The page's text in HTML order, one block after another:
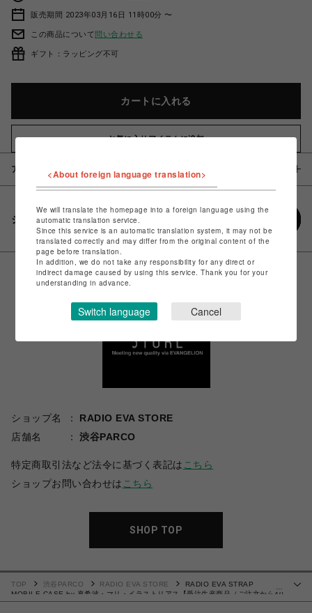
販売期間 2023年03月16日 11時00分 〜
この商品について問い合わせる
ギフト：ラッピング不可
カートに入れる
お気に入りアイテムに追加
アイテム説明 / 素材
シェアする
ショップ名
RADIO EVA STORE
店舗名
渋谷PARCO
特定商取引法など法令に基づく表記は こちら
ショップお問い合わせは こちら
SHOP TOP
TOP 渋谷PARCO RADIO EVA STORE
RADIO EVA STRAP
MOBILE CASE by 真希波・マリ・イラストリアス【受注生産商品（ご注文から40
～60日でお届け予定）】
<About foreign language translation>
We will translate the homepage into a foreign language using the
automatic translation service.
Since this service is an automatic translation system, it may not be
translated correctly and may differ from the original content of the
page before translation.
In addition, we do not take any responsibility for any direct or
indirect damage caused by using this service. Thank you for your
understanding in advance.
Switch language Cancel